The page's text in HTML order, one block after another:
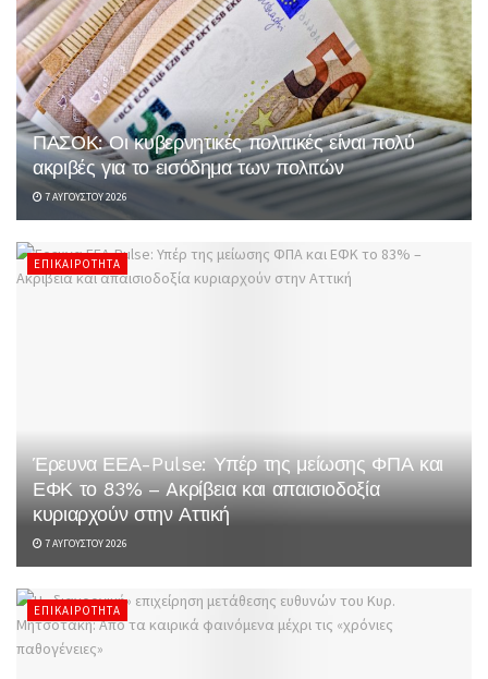
ΠΑΣΟΚ: Οι κυβερνητικές πολιτικές είναι πολύ
ακριβές για το εισόδημα των πολιτών
7 ΑΥΓΟΎΣΤΟΥ 2026
ΕΠΙΚΑΙΡΌΤΗΤΑ
Έρευνα ΕΕΑ-Pulse: Υπέρ της μείωσης ΦΠΑ και
ΕΦΚ το 83% – Aκρίβεια και απαισιοδοξία
κυριαρχούν στην Αττική
7 ΑΥΓΟΎΣΤΟΥ 2026
ΕΠΙΚΑΙΡΌΤΗΤΑ